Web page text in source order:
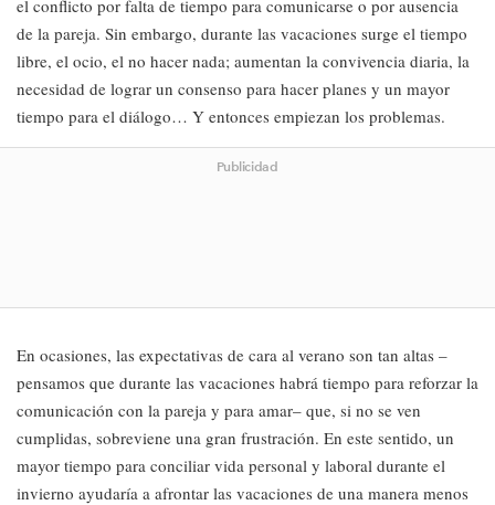
el conflicto por falta de tiempo para comunicarse o por ausencia
de la pareja. Sin embargo, durante las vacaciones surge el tiempo
libre, el ocio, el no hacer nada; aumentan la convivencia diaria, la
necesidad de lograr un consenso para hacer planes y un mayor
tiempo para el diálogo… Y entonces empiezan los problemas.
Publicidad
En ocasiones, las expectativas de cara al verano son tan altas –
pensamos que durante las vacaciones habrá tiempo para reforzar la
comunicación con la pareja y para amar– que, si no se ven
cumplidas, sobreviene una gran frustración. En este sentido, un
mayor tiempo para conciliar vida personal y laboral durante el
invierno ayudaría a afrontar las vacaciones de una manera menos